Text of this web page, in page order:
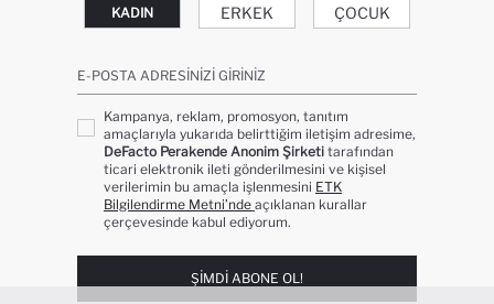
KADIN ERKEK ÇOCUK
E-POSTA ADRESINIZI GIRINIZ
Kampanya, reklam, promosyon, tanıtım
amaçlarıyla yukarıda belirttiğim iletişim adresime,
DeFacto Perakende Anonim Şirketi tarafından
ticari elektronik ileti gönderilmesini ve kişisel
verilerimin bu amaçla işlenmesini ETK
Bilgilendirme Metni’nde açıklanan kurallar
çerçevesinde kabul ediyorum.
ŞIMDI ABONE OL!